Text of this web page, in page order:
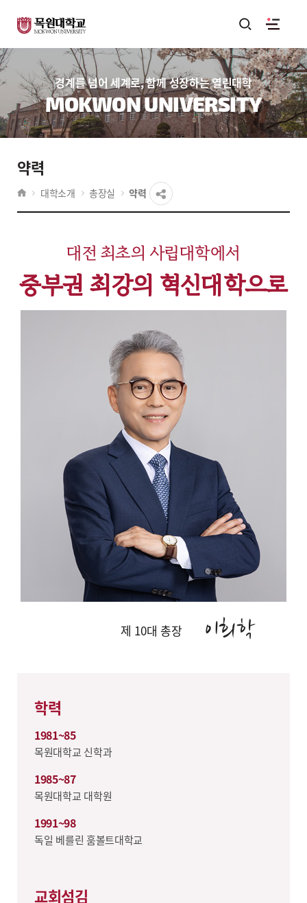
경계를 넘어 세계로, 함께 성장하는 열린대학
MOKWON UNIVERSITY
약력
대학소개 총장실 약력
대전 최초의 사립대학에서
중부권 최강의 혁신대학으로
제 10대 총장
학력
1981~85
목원대학교 신학과
1985~87
목원대학교 대학원
1991~98
독일 베를린 훔볼트대학교
교회섬김